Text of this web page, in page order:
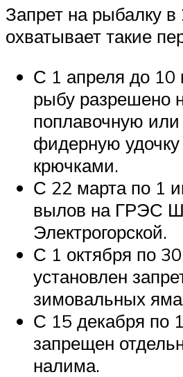
Запрет на рыбалку в
охватывает такие
С 1 апреля до 10
рыбу разрешено
поплавочную или
фидерную
крючками.
С 22 марта по 1
вылов на ГРЭС
Электрогорской.
С 1 октября по
установлен
зимовальных
С 15 декабря по
запрещен
налима.